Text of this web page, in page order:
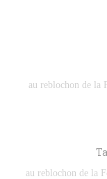
au reblochon de la
au reblochon de la